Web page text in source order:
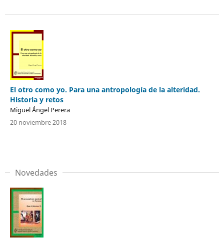
El otro como yo. Para una antropología de la alteridad.
Historia y retos
Miguel ´´Ángel Perera
20 noviembre 2018
Novedades